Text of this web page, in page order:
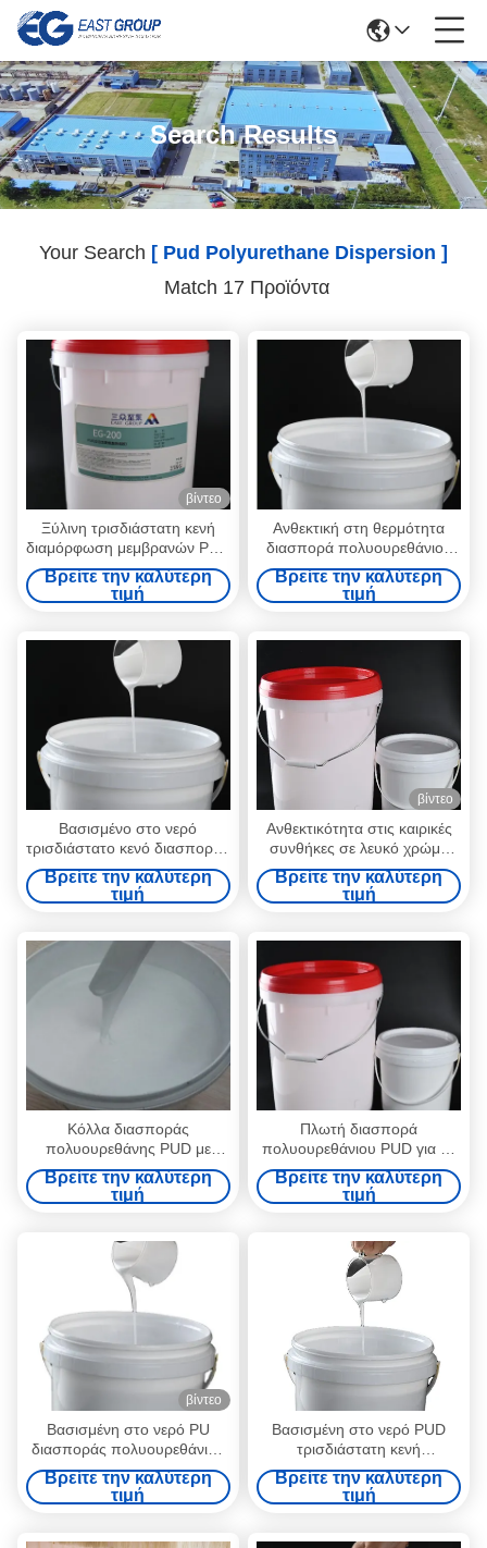
Search Results
Your Search [ Pud Polyurethane Dispersion ]
Match 17 Προϊόντα
βίντεο
Ξύλινη τρισδιάστατη κενή
διαμόρφωση μεμβρανών PVC
διασποράς πολυουρεθάνιου
κόλλας βασισμένη στο νερό
PUD
Βρείτε την καλύτερη
τιμή
Ανθεκτική στη θερμότητα
διασπορά πολυουρεθάνιου
PUD για την κενή πιέζοντας
μηχανή μεμβρανών
Βρείτε την καλύτερη
τιμή
Βασισμένο στο νερό
τρισδιάστατο κενό διασποράς
πολυουρεθάνιου PUD που
διαμορφώνει την κόλλα για
την επιτροπή πορτών
Βρείτε την καλύτερη
τιμή
βίντεο
Ανθεκτικότητα στις καιρικές
συνθήκες σε λευκό χρώμα
PUD Πολυουρεθάνη
διάσπαση για εφαρμογές
επικάλυψης χαρτιού
Βρείτε την καλύτερη
τιμή
Κόλλα διασποράς
πολυουρεθάνης PUD με
βάση το νερό
Βρείτε την καλύτερη
τιμή
Πλωτή διασπορά
πολυουρεθάνιου PUD για τη
συμπίεση μεμβρανών PVC
Βρείτε την καλύτερη
τιμή
βίντεο
Βασισμένη στο νερό PU
διασποράς πολυουρεθάνιου
PUD κόλλα διασποράς για το
κενό που διαμορφώνει την
επένδυση
Βρείτε την καλύτερη
τιμή
Βασισμένη στο νερό PUD
τρισδιάστατη κενή
διαμόρφωση διασπορών
πολυουρεθάνιου
συγκολλητική
Βρείτε την καλύτερη
τιμή